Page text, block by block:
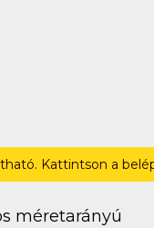
Kattintson a
méretarányú